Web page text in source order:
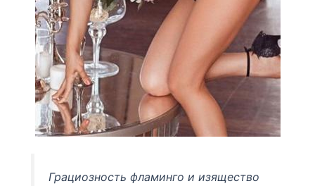
Грациозность фламинго и изящество